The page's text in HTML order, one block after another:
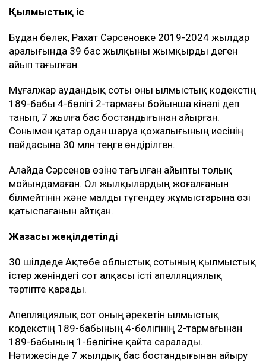
Қылмыстық іс
Бұдан бөлек, Рахат Сәрсеновке 2019-2024 жылдар
аралығында 39 бас жылқыны жымқырды деген
айып тағылған.
Мұғалжар аудандық соты оны Қылмыстық кодекстің
189-бабы 4-бөлігі 2-тармағы бойынша кінәлі деп
танып, 7 жылға бас бостандығынан айырған.
Сонымен қатар одан шаруа қожалығының иесінің
пайдасына 30 млн теңге өндірілген.
Алайда Сәрсенов өзіне тағылған айыпты толық
мойындамаған. Ол жылқылардың жоғалғанын
білмейтінін және малды түгендеу жұмыстарына өзі
қатыспағанын айтқан.
Жазасы жеңілдетілді
30 шілдеде Ақтөбе облыстық сотының қылмыстық
істер жөніндегі сот алқасы істі апелляциялық
тәртіпте қарады.
Апелляциялық сот оның әрекетін Қылмыстық
кодекстің 189-бабының 4-бөлігінің 2-тармағынан
189-бабының 1-бөлігіне қайта саралады.
Нәтижесінде 7 жылдық бас бостандығынан айыру